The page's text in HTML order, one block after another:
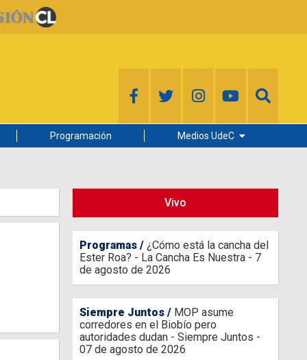
Programación Medios UdeC
Radio UdeC
Vivo
Programas
¿Cómo está la cancha del
Ester Roa? - La Cancha Es Nuestra - 7
de agosto de 2026
Siempre Juntos
MOP asume
corredores en el Biobío pero
autoridades dudan - Siempre Juntos -
07 de agosto de 2026